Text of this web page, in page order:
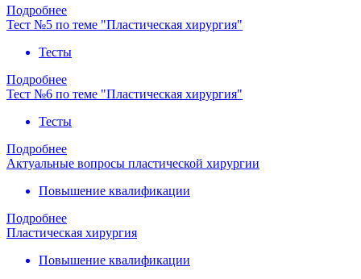
Подробнее
Тест №5 по теме "Пластическая хирургия"
Тесты
Подробнее
Тест №6 по теме "Пластическая хирургия"
Тесты
Подробнее
Актуальные вопросы пластической хирургии
Повышение квалификации
Подробнее
Пластическая хирургия
Повышение квалификации